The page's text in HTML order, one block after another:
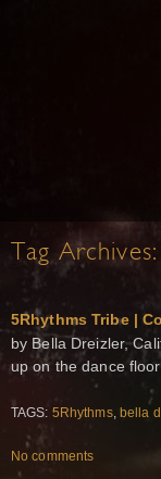
Tag Archives:
5Rhythms Tribe |
by Bella Dreizler,
up on the dance
TAGS: 5Rhythms, bella
No comments